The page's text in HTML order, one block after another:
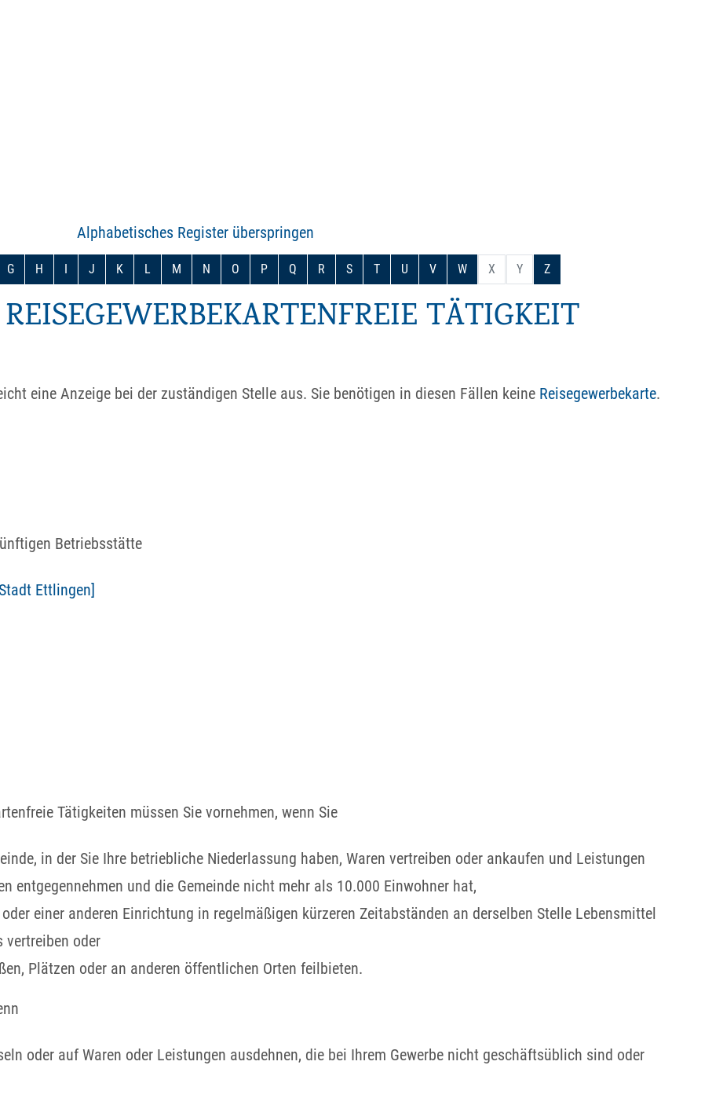
Alphabetisches Register überspringen
G H I J K L M N O P Q R S T U V W X Y Z
TÄTIGKEIT
eine Anzeige bei der zuständigen Stelle aus. Sie benötigen in diesen Fällen keine Reisegewerbekarte.
Betriebsstätte
Ettlingen]
Tätigkeiten müssen Sie vornehmen, wenn Sie
in der Sie Ihre betriebliche Niederlassung haben, Waren vertreiben oder ankaufen und Leistungen
entgegennehmen und die Gemeinde nicht mehr als 10.000 Einwohner hat,
einer anderen Einrichtung in regelmäßigen kürzeren Zeitabständen an derselben Stelle Lebensmittel
vertreiben oder
Plätzen oder an anderen öffentlichen Orten feilbieten.
oder auf Waren oder Leistungen ausdehnen, die bei Ihrem Gewerbe nicht geschäftsüblich sind oder